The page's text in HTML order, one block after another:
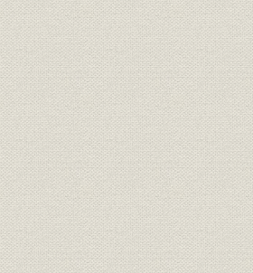
役員 淀川工場竣工式
製品 当時の段ボール
経営者 [創業者]井上貞
社章 [鱗の社章]
事業所 大正12年当時の